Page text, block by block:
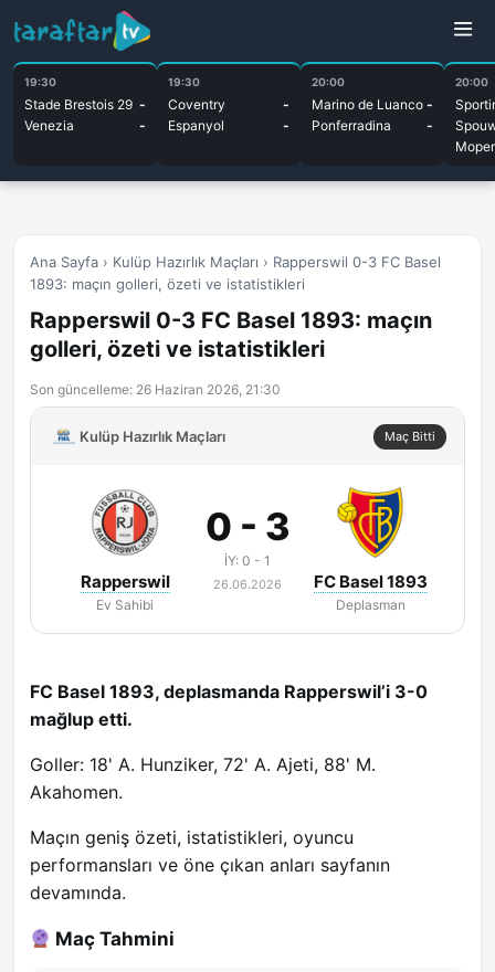
19:30
Stade Brestois 29 -
Venezia
-
19:30
Coventry
-
Espanyol
-
20:00
Marino de Luanco -
Ponferradina
-
20:00
Ana Sayfa › Kulüp Hazırlık Maçları › Rapperswil 0-3 FC Basel
1893: maçın golleri, özeti ve istatistikleri
Rapperswil 0-3 FC Basel 1893: maçın
golleri, özeti ve istatistikleri
Son güncelleme: 26 Haziran 2026, 21:30
Kulüp Hazırlık Maçları Maç Bitti
Rapperswil
Ev Sahibi
0 - 3
İY: 0 - 1
26.06.2026 FC Basel 1893
Deplasman
FC Basel 1893, deplasmanda Rapperswil’i 3-0
mağlup etti.
Goller: 18' A. Hunziker, 72' A. Ajeti, 88' M.
Akahomen.
Maçın geniş özeti, istatistikleri, oyuncu
performansları ve öne çıkan anları sayfanın
devamında.
Maç Tahmini